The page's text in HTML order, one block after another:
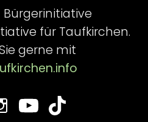
für Taufkirchen.
gerne mit